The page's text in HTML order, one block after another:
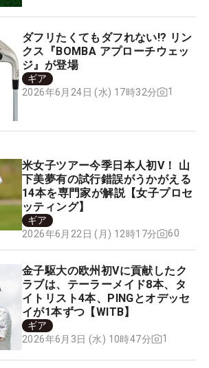
ダフリたくてもダフれない!? リン
クス『BOMBA アプローチウェッ
ジ』が登場
ギア
2026年6月24日 (水) 17時32分
1
米女子ツアー今季日本人初V！ 山
下美夢有の試行錯誤がうかがえる
14本を専門家が解説【女子プロセ
ッティング】
ギア
2026年6月22日 (月) 12時17分
60
金子駆大の欧州初Vに貢献したク
ラブは、テーラーメイド8本、タ
イトリスト4本、PINGとオデッセ
イが1本ずつ【WITB】
ギア
2026年6月3日 (水) 10時47分
1